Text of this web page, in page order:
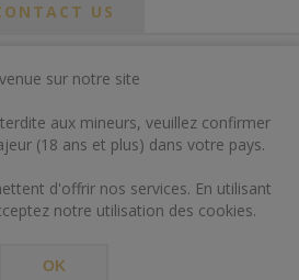
US
sur notre site
aux mineurs, veuillez confirmer
(18 ans et plus) dans votre pays.
d'offrir nos services. En utilisant
notre utilisation des cookies.
OK